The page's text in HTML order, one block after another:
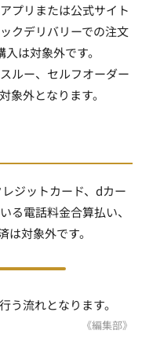
プリまたは公式サイト
クデリバリーでの注文
は対象外です。
ルー、セルフオーダー
象外となります。
ジットカード、dカー
る電話料金合算払い、
対象外です。
う流れとなります。
《編集部》